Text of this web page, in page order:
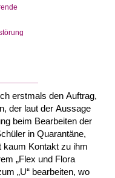
erstmals den Auftrag,
der laut der Aussage
beim Bearbeiten der
in Quarantäne,
Kontakt zu ihm
„Flex und Flora
„U“ bearbeiten, wo